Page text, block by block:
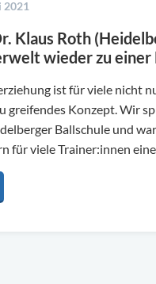
2021
Klaus Roth
wieder zu
ist für viele nicht
greifendes Konzept. Wir
Ballschule und
für viele Trainer:innen